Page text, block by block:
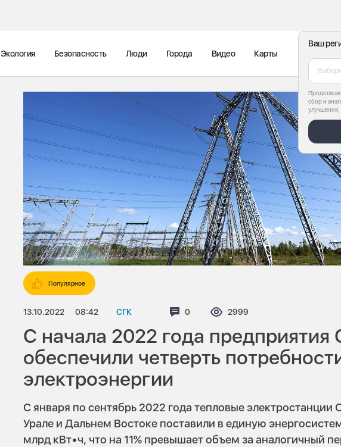
Ваш
Продолжая
сбор и
улучшения,
Экология Безопасность Люди Города Видео Карты
Популярное
13.10.2022 08:42 СГК Комментариев:
0 Просмотров:
2999
С начала 2022 года предприятия
обеспечили четверть
электроэнергии
С января по сентябрь 2022 года тепловые электростанции
Урале и Дальнем Востоке поставили в единую
млрд кВт•ч, что на 11% превышает объем за аналогичный